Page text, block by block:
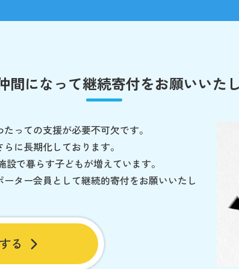
間になって継続寄付をお願いいた
っての支援が必要不可欠です。
に長期化しております。
で暮らす子どもが増えています。
ター会員として継続的寄付をお願いいたし
る